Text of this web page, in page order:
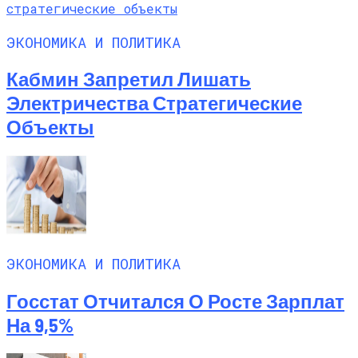
На Выходных
ЭКОНОМИКА И ПОЛИТИКА
Кабмин Запретил Лишать
Электричества Стратегические
Объекты
ЭКОНОМИКА И ПОЛИТИКА
Госстат Отчитался О Росте Зарплат
На 9,5%